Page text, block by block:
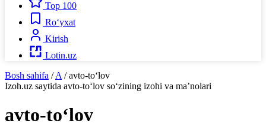
Top 100
Ro‘yxat
Kirish
Lotin.uz
Bosh sahifa / A / avto-to‘lov
Izoh.uz saytida avto-to‘lov so‘zining izohi va ma’nolari
avto-to‘lov